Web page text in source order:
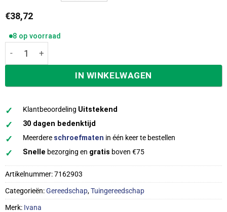
€38,72
8 op voorraad
Ivana Zandschop 000 Essenhouten steel 110 cm 57227
IN WINKELWAGEN
✓ Klantbeoordeling Uitstekend
✓ 30 dagen bedenktijd
✓ Meerdere schroefmaten in één keer te bestellen
✓ Snelle bezorging en gratis boven €75
Artikelnummer:7162903
Categorieën:Gereedschap,Tuingereedschap
Merk: Ivana